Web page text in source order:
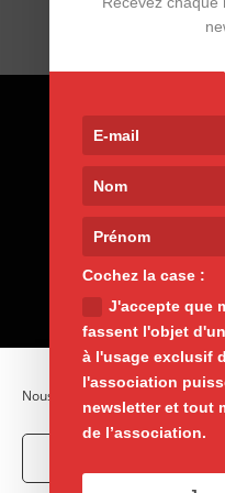
Nous utilisons des cookies pour
Contact
9, rue de Nemours
01 400 30 200
afpric@afpric.org
Cochez la case :
J'accepte que
fassent l'objet
à l'usage exclusif
l'association
newsletter et tout
de l’association.